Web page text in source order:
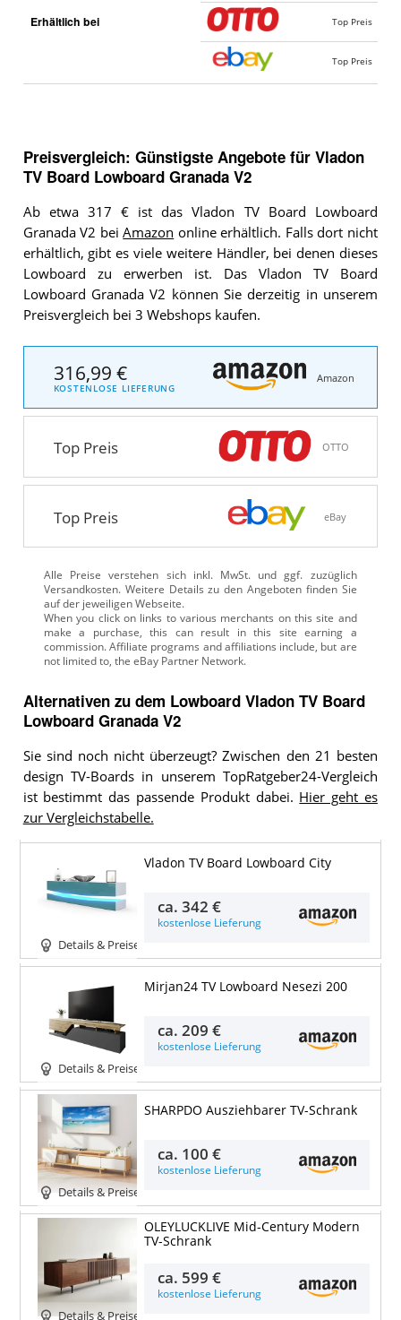
Erhältlich bei Top Preis
Top Preis
Preisvergleich: Günstigste Angebote für Vladon
TV Board Lowboard Granada V2
Ab etwa 317 € ist das Vladon TV Board Lowboard
Granada V2 beiAmazon online erhältlich. Falls dort nicht
erhältlich, gibt es viele weitere Händler, bei denen dieses
Lowboard zu erwerben ist. Das Vladon TV Board
Lowboard Granada V2 können Sie derzeitig in unserem
Preisvergleich bei 3 Webshops kaufen.
316,99 €
KOSTENLOSE LIEFERUNG
Amazon
Top Preis OTTO
Top Preis eBay
Alle Preise verstehen sich inkl. MwSt. und ggf. zuzüglich
Versandkosten. Weitere Details zu den Angeboten finden Sie
auf der jeweiligen Webseite.
Alternativen zu dem Lowboard Vladon TV Board
Lowboard Granada V2
Sie sind noch nicht überzeugt? Zwischen den 21 besten
design TV-Boards in unserem TopRatgeber24-Vergleich
ist bestimmt das passende Produkt dabei. Hier geht es
zur Vergleichstabelle.
Details & Preise
Vladon TV Board Lowboard City
ca.342 €
kostenlose Lieferung
Details & Preise
Mirjan24 TV Lowboard Nesezi 200
ca.209 €
kostenlose Lieferung
Details & Preise
SHARPDO Ausziehbarer TV-Schrank
ca. 100 €
kostenlose Lieferung
Details & Preise
OLEYLUCKLIVE Mid-Century Modern
TV-Schrank
ca. 599 €
kostenlose Lieferung